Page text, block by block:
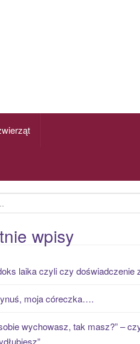
wpisy
laika czyli czy doświadczenie
moja córeczka….
wychowasz, tak masz?” –